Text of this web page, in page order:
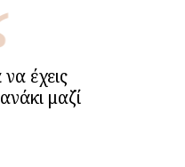
έχεις
μαζί